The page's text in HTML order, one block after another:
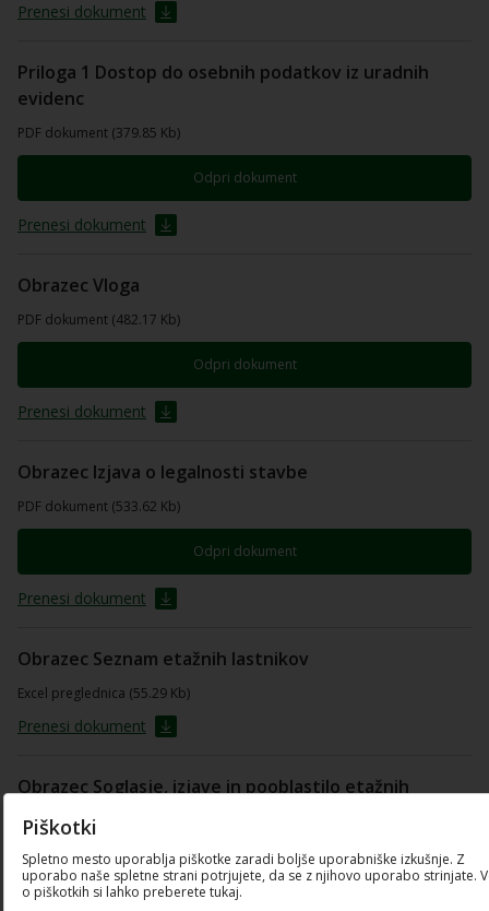
Prenesi dokument
Priloga 1 Dostop do osebnih podatkov iz uradnih
evidenc
PDF dokument (379.85 Kb)
Odpri dokument
Prenesi dokument
Obrazec Vloga
PDF dokument (482.17 Kb)
Odpri dokument
Prenesi dokument
Obrazec Izjava o legalnosti stavbe
PDF dokument (533.62 Kb)
Odpri dokument
Prenesi dokument
Obrazec Seznam etažnih lastnikov
Excel preglednica (55.29 Kb)
Prenesi dokument
Obrazec Soglasje, izjave in pooblastilo etažnih
Odpri dokument
Piškotki
Spletno mesto uporablja piškotke zaradi boljše uporabniške izkušnje. Z
uporabo naše spletne strani potrjujete, da se z njihovo uporabo strinjate.
o piškotkih si lahko preberete tukaj.